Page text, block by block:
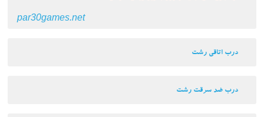
par30games.net
درب اتاقی رشت
درب ضد سرقت رشت